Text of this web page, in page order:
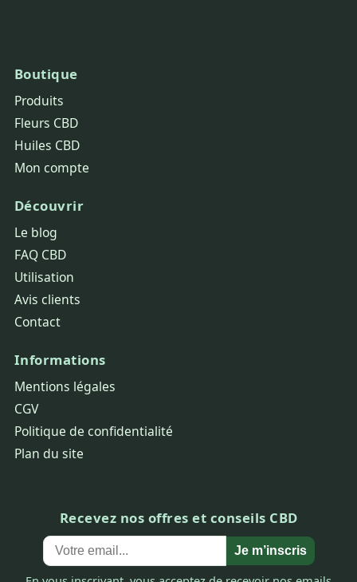
Boutique
Produits
Fleurs CBD
Huiles CBD
Mon compte
Découvrir
Le blog
FAQ CBD
Utilisation
Avis clients
Contact
Informations
Mentions légales
CGV
Politique de confidentialité
Plan du site
Recevez nos offres et conseils CBD
Je m’inscris